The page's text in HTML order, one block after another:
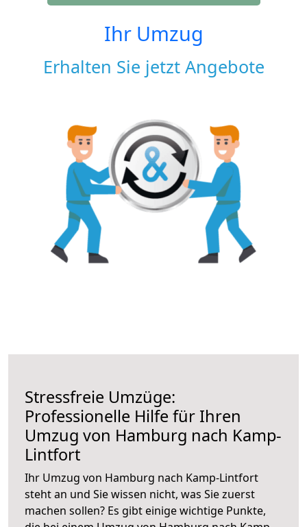
Ihr Umzug
Erhalten Sie jetzt Angebote
Stressfreie Umzüge:
Professionelle Hilfe für Ihren
Umzug von Hamburg nach Kamp-
Lintfort
Ihr Umzug von Hamburg nach Kamp-Lintfort
steht an und Sie wissen nicht, was Sie zuerst
machen sollen? Es gibt einige wichtige Punkte,